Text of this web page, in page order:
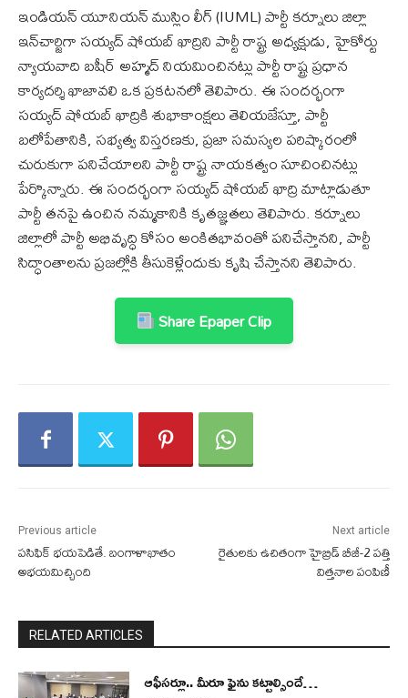
ఇండియన్ యూనియన్ ముస్లిం లీగ్ (IUML) పార్టీ కర్నూలు జిల్లా
ఇన్‌చార్జిగా సయ్యద్ షోయబ్ ఖాద్రిని పార్టీ రాష్ట్ర అధ్యక్షుడు, హైకోర్టు
న్యాయవాది బషీర్ అహ్మద్ నియమించినట్లు పార్టీ రాష్ట్ర ప్రధాన
కార్యదర్శి ఖాజావలి ఒక ప్రకటనలో తెలిపారు. ఈ సందర్భంగా
సయ్యద్ షోయబ్ ఖాద్రికి శుభాకాంక్షలు తెలియజేస్తూ, పార్టీ
బలోపేతానికి, సభ్యత్వ విస్తరణకు, ప్రజా సమస్యల పరిష్కారంలో
చురుకుగా పనిచేయాలని పార్టీ రాష్ట్ర నాయకత్వం సూచించినట్లు
పేర్కొన్నారు. ఈ సందర్భంగా సయ్యద్ షోయబ్ ఖాద్రి మాట్లాడుతూ
పార్టీ తనపై ఉంచిన నమ్మకానికి కృతజ్ఞతలు తెలిపారు. కర్నూలు
జిల్లాలో పార్టీ అభివృద్ధి కోసం అంకితభావంతో పనిచేస్తానని, పార్టీ
సిద్ధాంతాలను ప్రజల్లోకి తీసుకెళ్లేందుకు కృషి చేస్తానని తెలిపారు.
Share Epaper Clip
Previous article
పసిఫిక్ భయపెడితే. బంగాళాఖాతం
అభయమిచ్చింది
Next article
రైతులకు ఉచితంగా హైబ్రిడ్ బీజీ-2 పత్తి
విత్తనాల పంపిణీ
RELATED ARTICLES
ఆఫీసర్లూ.. మీరూ ఫైను కట్టాల్సిందే…